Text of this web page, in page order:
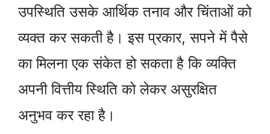
उपस्थिति उसके आर्थिक तनाव और चिंताओं को
व्यक्त कर सकती है। इस प्रकार, सपने में पैसे
का मिलना एक संकेत हो सकता है कि व्यक्ति
अपनी वित्तीय स्थिति को लेकर असुरक्षित
अनुभव कर रहा है।